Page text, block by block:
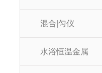
混合|匀仪
水浴恒温金属